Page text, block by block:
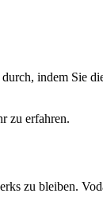
indem Sie
zu erfahren.
zu bleiben.